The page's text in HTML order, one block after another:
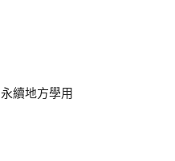
永續地方學用